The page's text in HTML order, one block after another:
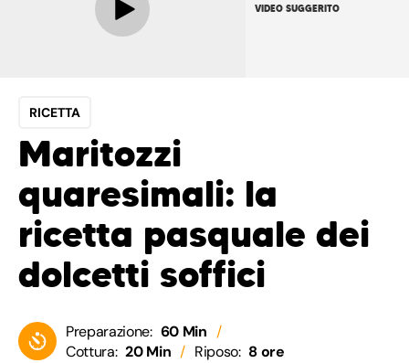
VIDEO SUGGERITO
RICETTA
Maritozzi
quaresimali: la
ricetta pasquale dei
dolcetti soffici
Preparazione: 60 Min
Cottura: 20 Min Riposo: 8 ore